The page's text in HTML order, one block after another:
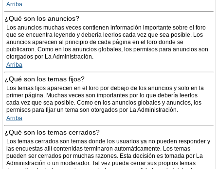
Arriba
¿Qué son los anuncios?
Los anuncios muchas veces contienen información importante sobre el foro
que se encuentra leyendo y debería leerlos cada vez que sea posible. Los
anuncios aparecen al principio de cada página en el foro donde se
publicaron. Como en los anuncios globales, los permisos para anuncios son
otorgados por La Administración.
Arriba
¿Qué son los temas fijos?
Los temas fijos aparecen en el foro por debajo de los anuncios y solo en la
primer página. Muchas veces son importantes por lo que debería leerlos
cada vez que sea posible. Como en los anuncios globales y anuncios, los
permisos para fijar un tema son otorgados por La Administración.
Arriba
¿Qué son los temas cerrados?
Los temas cerrados son temas donde los usuarios ya no pueden responder y
las encuestas allí contenidas terminaron automáticamente. Los temas
pueden ser cerrados por muchas razones. Esta decisión es tomada por La
Administración o un moderador. Tal vez pueda cerrar sus propios temas